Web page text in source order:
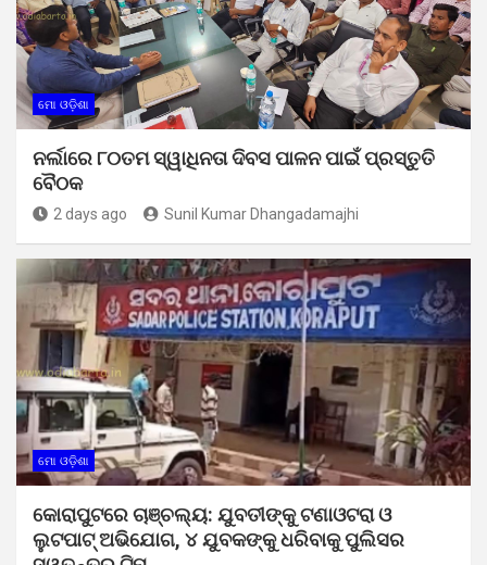
ମୋ ଓଡ଼ିଶା
ନର୍ଲାରେ ୮୦ତମ ସ୍ୱାଧିନତା ଦିବସ ପାଳନ ପାଇଁ ପ୍ରସ୍ତୁତି
ବୈଠକ
2 days ago Sunil Kumar Dhangadamajhi
ମୋ ଓଡ଼ିଶା
କୋରାପୁଟରେ ଚାଞ୍ଚଲ୍ୟ: ଯୁବତୀଙ୍କୁ ଟଣାଓଟରା ଓ
ଲୁଟପାଟ୍ ଅଭିଯୋଗ, ୪ ଯୁବକଙ୍କୁ ଧରିବାକୁ ପୁଲିସର